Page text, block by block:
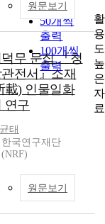
출력
50개씩
출력
100개씩
출력
원문보기
무 문집 『청
전서』소재
載) 인물일화
연구
태
한국연구재단
(NRF)
원문보기
활
용
도
높
은
자
료